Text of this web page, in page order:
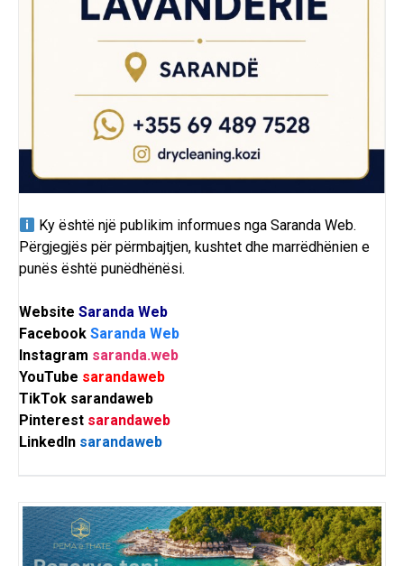
Ky është një publikim informues ngaSaranda Web.
Përgjegjës për përmbajtjen, kushtet dhe marrëdhënien e
punës është punëdhënësi.
Website Saranda Web
Facebook Saranda Web
Instagram saranda.web
YouTube sarandaweb
TikTok sarandaweb
Pinterest sarandaweb
LinkedIn sarandaweb